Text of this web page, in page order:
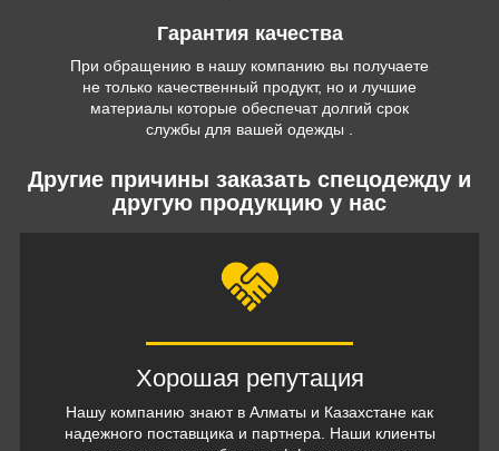
Гарантия качества
При обращению в нашу компанию вы получаете
не только качественный продукт, но и лучшие
материалы которые обеспечат долгий срок
службы для вашей одежды .
Другие причины заказать спецодежду и
другую продукцию у нас
Хорошая репутация
Нашу компанию знают в Алматы и Казахстане как
надежного поставщика и партнера. Наши клиенты